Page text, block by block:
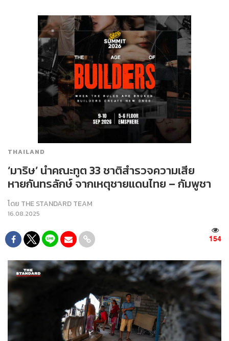
THAILAND
‘มาริษ’ นำคณะทูต 33 ชาติสำรวจความเสีย
หายกันทรลักษ์ จากเหตุชายแดนไทย – กัมพูชา
โดย THE STANDARD TEAM
16.08.2025
154